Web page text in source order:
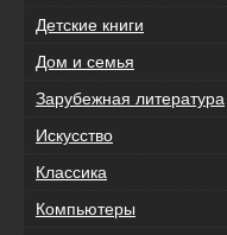
Детские книги
Дом и семья
Зарубежная литература
Искусство
Классика
Компьютеры